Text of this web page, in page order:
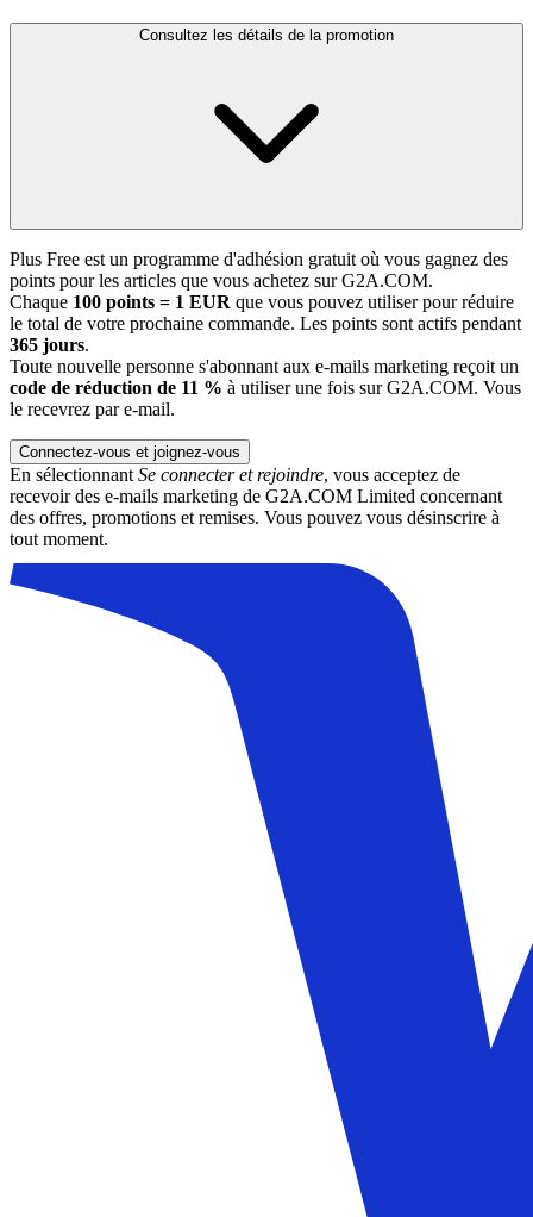
Consultez les détails de la promotion
Plus Free est un programme d'adhésion gratuit où vous gagnez des
points pour les articles que vous achetez sur G2A.COM.
Chaque 100 points = 1 EUR que vous pouvez utiliser pour réduire
le total de votre prochaine commande. Les points sont actifs pendant
365 jours.
Toute nouvelle personne s'abonnant aux e-mails marketing reçoit un
code de réduction de 11 % à utiliser une fois sur G2A.COM. Vous
le recevrez par e-mail.
Connectez-vous et joignez-vous
En sélectionnant Se connecter et rejoindre, vous acceptez de
recevoir des e-mails marketing de G2A.COM Limited concernant
des offres, promotions et remises. Vous pouvez vous désinscrire à
tout moment.